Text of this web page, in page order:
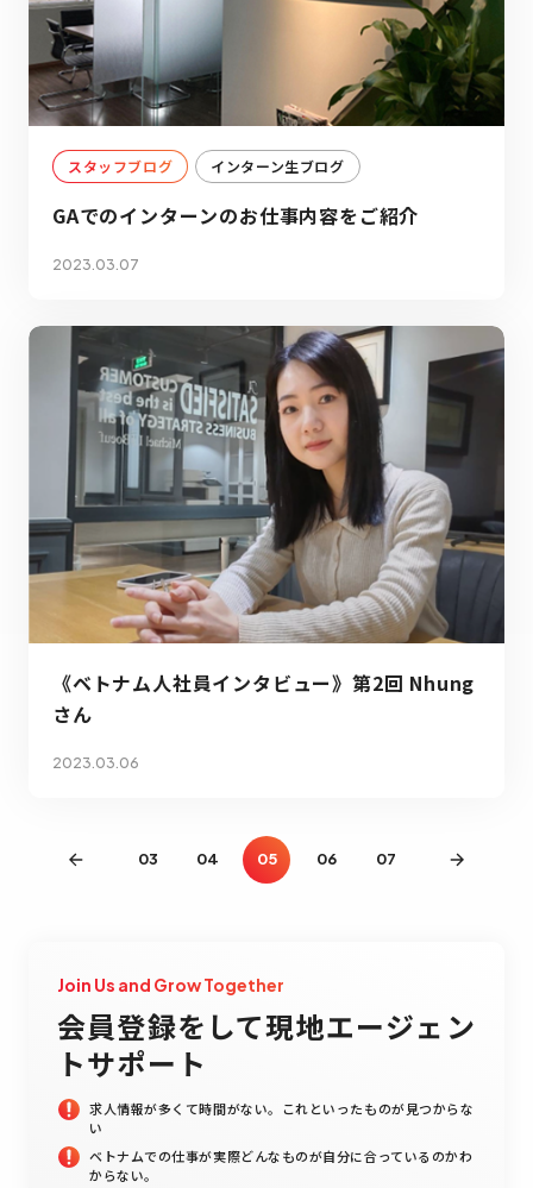
Join Us and Grow Together
会員登録をして現地エージェン
トサポート
求人情報が多くて時間がない。これといったものが見つからな
い
ベトナムでの仕事が実際どんなものが自分に合っているのかわ
からない。
スタッフブログ インターン生ブログ
GAでのインターンのお仕事内容をご紹介
2023.03.07
《ベトナム人社員インタビュー》第2回 Nhung
さん
2023.03.06
03 04 05 06 07